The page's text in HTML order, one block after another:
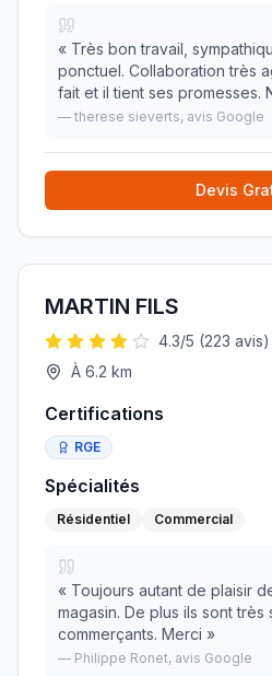
« Très bon travail,
ponctuel. Collaboration très
fait et il tient ses promesses.
cet électricien»
— therese sieverts, avis Google
Devis
MARTIN FILS
4.3/5 (223 avis)
À 6.2 km
Certifications
RGE
Spécialités
Résidentiel Commercial
« Toujours autant de plaisir
magasin. De plus ils sont très
commerçants. Merci »
— Philippe Ronet, avis Google